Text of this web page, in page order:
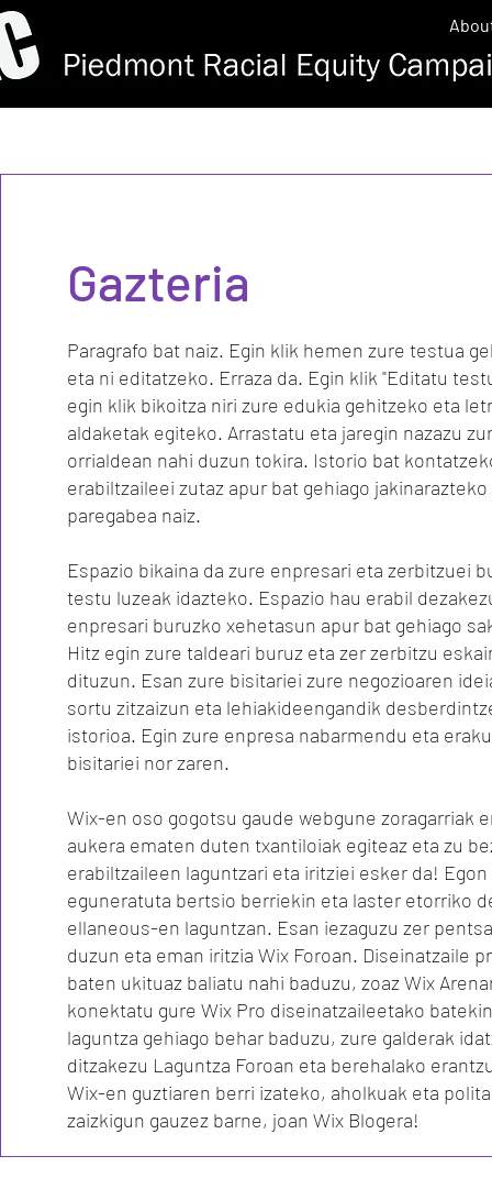
Gazteria
Paragrafo bat naiz. Egin klik hemen zure testua
eta ni editatzeko. Erraza da. Egin klik "Editatu
egin klik bikoitza niri zure edukia gehitzeko eta
aldaketak egiteko. Arrastatu eta jaregin nazazu
orrialdean nahi duzun tokira. Istorio bat
erabiltzaileei zutaz apur bat gehiago
paregabea naiz.
Espazio bikaina da zure enpresari eta zerbitzuei
testu luzeak idazteko. Espazio hau erabil
enpresari buruzko xehetasun apur bat gehiago
Hitz egin zure taldeari buruz eta zer zerbitzu
dituzun. Esan zure bisitariei zure negozioaren
sortu zitzaizun eta lehiakideengandik
istorioa. Egin zure enpresa nabarmendu eta
bisitariei nor zaren.
Wix-en oso gogotsu gaude webgune zoragarriak
aukera ematen duten txantiloiak egiteaz eta zu
erabiltzaileen laguntzari eta iritziei esker da! Egon
eguneratuta bertsio berriekin eta laster etorriko
ellaneous-en laguntzan. Esan iezaguzu zer
duzun eta eman iritzia Wix Foroan. Diseinatzaile
baten ukituaz baliatu nahi baduzu, zoaz Wix
konektatu gure Wix Pro diseinatzaileetako
laguntza gehiago behar baduzu, zure galderak
ditzakezu Laguntza Foroan eta berehalako
Wix-en guztiaren berri izateko, aholkuak eta
zaizkigun gauzez barne, joan Wix Blogera!